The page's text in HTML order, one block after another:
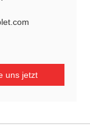
uns jetzt